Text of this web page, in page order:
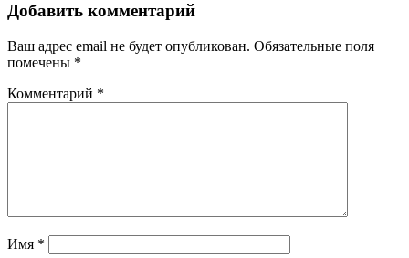
Добавить комментарий
Ваш адрес email не будет опубликован. Обязательные поля
помечены *
Комментарий *
Имя *